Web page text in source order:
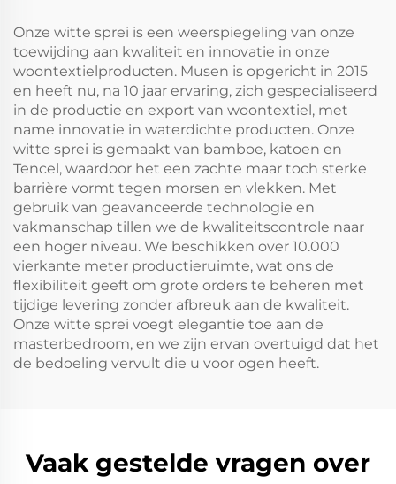
bescherming wasbaar
(wit)
matrasbeschermer,
diepe zakken 15-46 cm
voor slaapkamer, hotel
Onze witte sprei is een weerspiegeling van onze
toewijding aan kwaliteit en innovatie in onze
woontextielproducten. Musen is opgericht in 2015
en heeft nu, na 10 jaar ervaring, zich gespecialiseerd
in de productie en export van woontextiel, met
name innovatie in waterdichte producten. Onze
witte sprei is gemaakt van bamboe, katoen en
Tencel, waardoor het een zachte maar toch sterke
barrière vormt tegen morsen en vlekken. Met
gebruik van geavanceerde technologie en
vakmanschap tillen we de kwaliteitscontrole naar
een hoger niveau. We beschikken over 10.000
vierkante meter productieruimte, wat ons de
flexibiliteit geeft om grote orders te beheren met
tijdige levering zonder afbreuk aan de kwaliteit.
Onze witte sprei voegt elegantie toe aan de
masterbedroom, en we zijn ervan overtuigd dat het
de bedoeling vervult die u voor ogen heeft.
Vaak gestelde vragen over